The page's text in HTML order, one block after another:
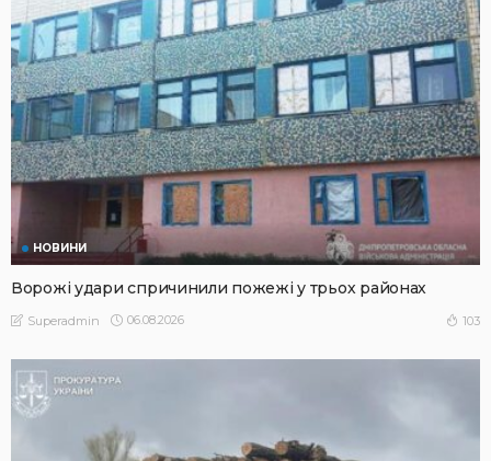
НОВИНИ
Ворожі удари спричинили пожежі у трьох районах
Superadmin 06.08.2026 103